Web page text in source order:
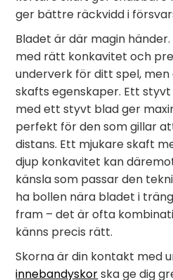
ger bättre räckvidd i
Bladet är där magin
med rätt konkavitet och
underverk för ditt spel,
skafts egenskaper. Ett
med ett styvt blad ger
perfekt för den som gillar
distans. Ett mjukare skaft
djup konkavitet kan
känsla som passar den
ha bollen nära bladet i
fram – det är ofta
känns precis rätt.
Skorna är din kontakt med
innebandyskorska ge dig